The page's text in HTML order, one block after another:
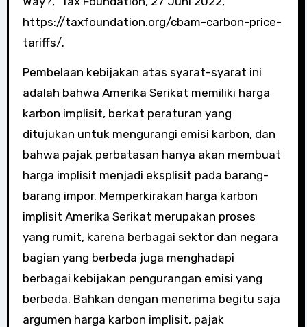
https://taxfoundation.org/cbam-carbon-price-
tariffs/.
Pembelaan kebijakan atas syarat-syarat ini
adalah bahwa Amerika Serikat memiliki harga
karbon implisit, berkat peraturan yang
ditujukan untuk mengurangi emisi karbon, dan
bahwa pajak perbatasan hanya akan membuat
harga implisit menjadi eksplisit pada barang-
barang impor. Memperkirakan harga karbon
implisit Amerika Serikat merupakan proses
yang rumit, karena berbagai sektor dan negara
bagian yang berbeda juga menghadapi
berbagai kebijakan pengurangan emisi yang
berbeda. Bahkan dengan menerima begitu saja
argumen harga karbon implisit, pajak